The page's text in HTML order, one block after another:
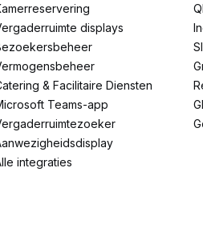
Kamerreservering
Vergaderruimte displays
Bezoekersbeheer
Vermogensbeheer
Catering & Facilitaire Diensten
Microsoft Teams-app
Vergaderruimtezoeker
Aanwezigheidsdisplay
Alle integraties